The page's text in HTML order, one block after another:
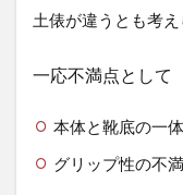
そこ
だよ
2.2
はど
んだ
土俵が違うとも考え
一応不満点として
本体と靴底の一
グリップ性の不満